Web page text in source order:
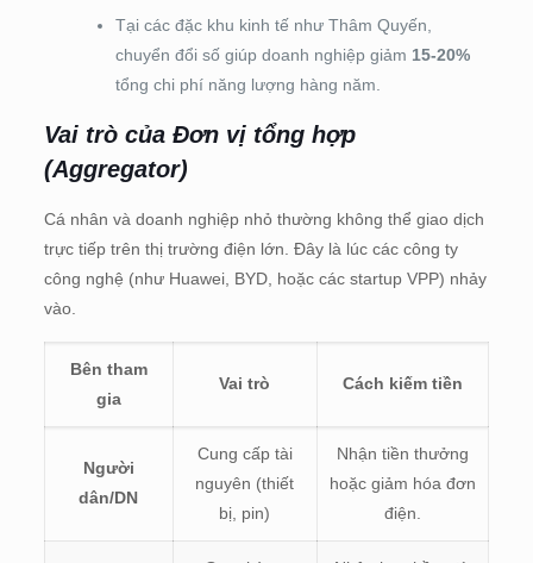
Tại các đặc khu kinh tế như Thâm Quyến,
chuyển đổi số giúp doanh nghiệp giảm 15-20%
tổng chi phí năng lượng hàng năm.
Vai trò của Đơn vị tổng hợp
(Aggregator)
Cá nhân và doanh nghiệp nhỏ thường không thể giao dịch
trực tiếp trên thị trường điện lớn. Đây là lúc các công ty
công nghệ (như Huawei, BYD, hoặc các startup VPP) nhảy
vào.
Bên tham
gia
Vai trò Cách kiếm tiền
Người
dân/DN
Cung cấp tài
nguyên (thiết
bị, pin)
Nhận tiền thưởng
hoặc giảm hóa đơn
điện.